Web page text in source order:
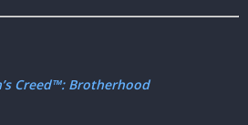
Creed™: Brotherhood